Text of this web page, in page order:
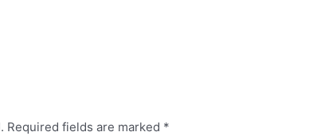
Required fields are marked *